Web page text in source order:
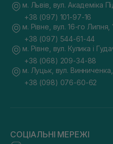
м. Львів, вул. Академіка
+38 (097) 101-97-16
м. Рівне, вул. 16-го Липня,
+38 (097) 544-61-44
м. Рівне, вул. Кулика і
+38 (068) 209-34-88
м. Луцьк, вул.
+38 (098) 076-60-62
СОЦІАЛЬНІ МЕРЕЖІ